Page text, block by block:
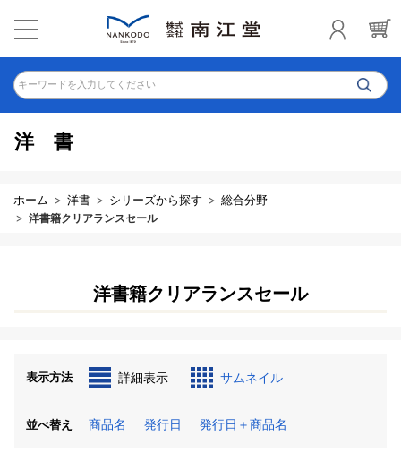
キーワードを入力してください
洋書
ホーム 洋書 シリーズから探す 総合分野
洋書籍クリアランスセール
洋書籍クリアランスセール
表示方法 詳細表示 サムネイル
並べ替え 商品名 発行日 発行日＋商品名